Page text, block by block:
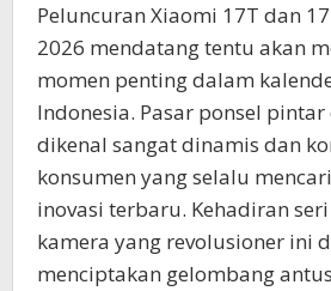
Peluncuran Xiaomi 17T dan
2026 mendatang tentu akan
momen penting dalam
Indonesia. Pasar ponsel
dikenal sangat dinamis dan
konsumen yang selalu
inovasi terbaru. Kehadiran
kamera yang revolusioner ini
menciptakan gelombang